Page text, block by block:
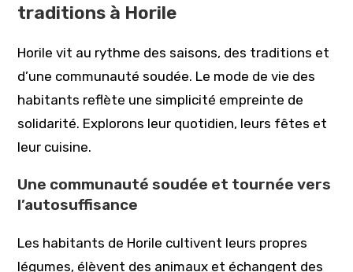
traditions à Horile
Horile vit au rythme des saisons, des traditions et
d’une communauté soudée. Le mode de vie des
habitants reflète une simplicité empreinte de
solidarité. Explorons leur quotidien, leurs fêtes et
leur cuisine.
Une communauté soudée et tournée vers
l’autosuffisance
Les habitants de Horile cultivent leurs propres
légumes, élèvent des animaux et échangent des